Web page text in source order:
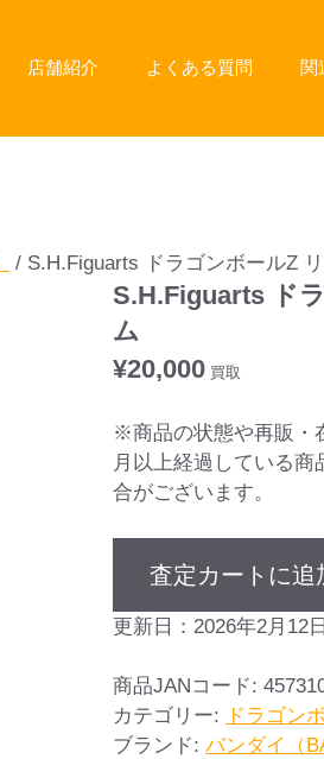
店舗紹介 よくある質問 関
/ S.H.Figuarts ドラゴンボールZ
S.H.Figuarts ド
ム
¥20,000 買取
※商品の状態や再販・
月以上経過している
合がございます。
査定カートに追
更新日：2026年2月12日
商品JANコード:
カテゴリー:
ドラゴン
ブランド:バンダイ（